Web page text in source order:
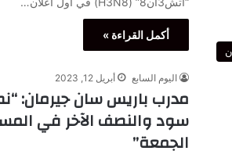
أكمل القراءة »
اليوم السابع أبريل 12, 2023
مدرب باريس سان جيرمان:
سود والنصف الآخر في
الجمعة”